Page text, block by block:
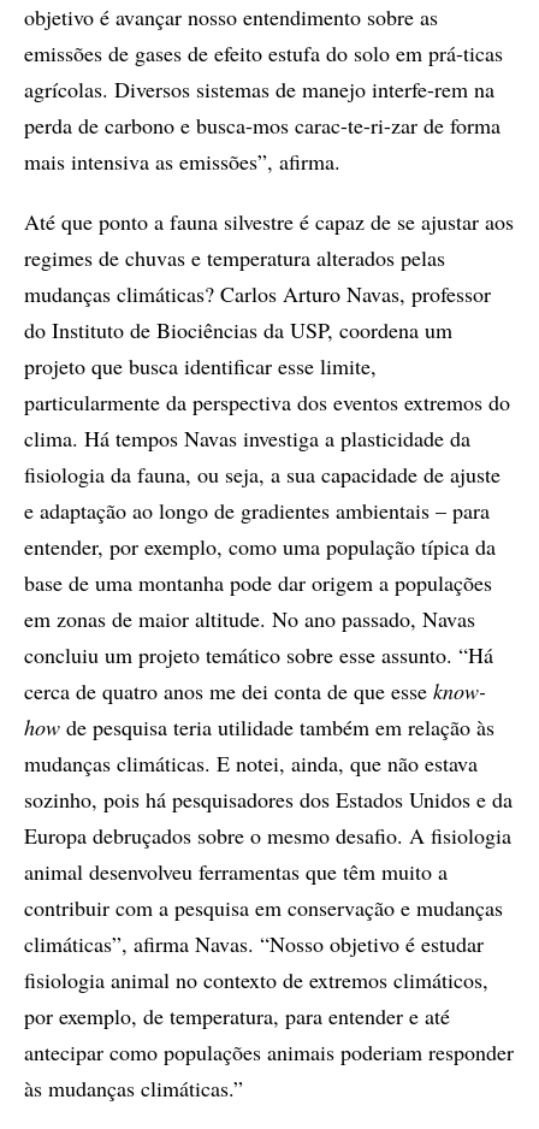
objetivo é avançar nosso entendimento sobre as
emissões de gases de efeito estufa do solo em prá-ticas
agrícolas. Diversos sistemas de manejo interfe-rem na
perda de carbono e busca-mos carac-te-ri-zar de forma
mais intensiva as emissões”, afirma.
Até que ponto a fauna silvestre é capaz de se ajustar aos
regimes de chuvas e temperatura alterados pelas
mudanças climáticas? Carlos Arturo Navas, professor
do Instituto de Biociências da USP, coordena um
projeto que busca identificar esse limite,
particularmente da perspectiva dos eventos extremos do
clima. Há tempos Navas investiga a plasticidade da
fisiologia da fauna, ou seja, a sua capacidade de ajuste
e adaptação ao longo de gradientes ambientais – para
entender, por exemplo, como uma população típica da
base de uma montanha pode dar origem a populações
em zonas de maior altitude. No ano passado, Navas
concluiu um projeto temático sobre esse assunto. “Há
cerca de quatro anos me dei conta de que esse know-
how de pesquisa teria utilidade também em relação às
mudanças climáticas. E notei, ainda, que não estava
sozinho, pois há pesquisadores dos Estados Unidos e da
Europa debruçados sobre o mesmo desafio. A fisiologia
animal desenvolveu ferramentas que têm muito a
contribuir com a pesquisa em conservação e mudanças
climáticas”, afirma Navas. “Nosso objetivo é estudar
fisiologia animal no contexto de extremos climáticos,
por exemplo, de temperatura, para entender e até
antecipar como populações animais poderiam responder
às mudanças climáticas.”